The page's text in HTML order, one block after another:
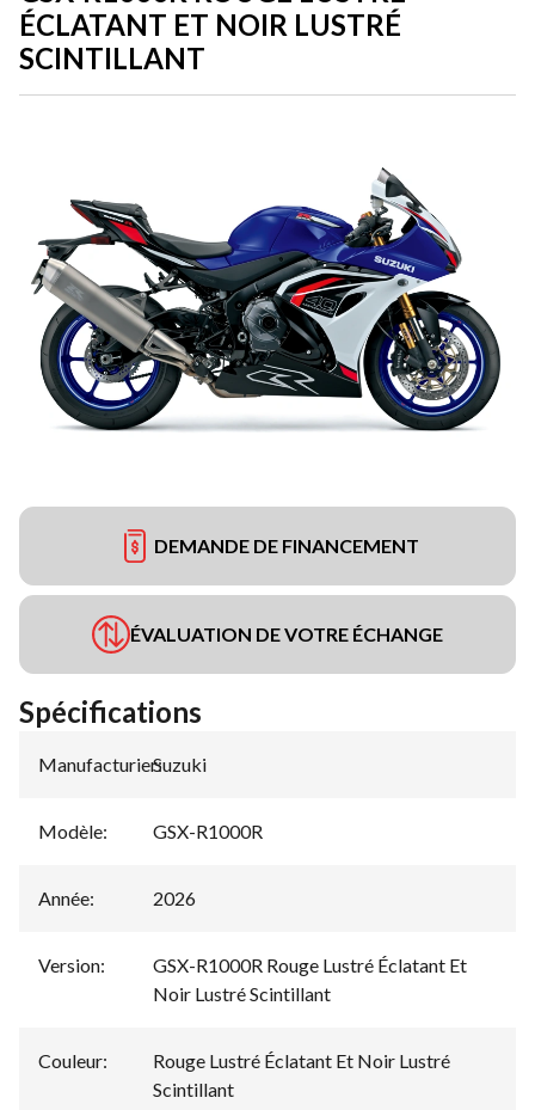
ÉCLATANT ET NOIR LUSTRÉ
SCINTILLANT
DEMANDE DE FINANCEMENT
ÉVALUATION DE VOTRE ÉCHANGE
Spécifications
Manufacturier:
Suzuki
Modèle: GSX-R1000R
Année: 2026
Version:
GSX-R1000R Rouge Lustré Éclatant Et
Noir Lustré Scintillant
Couleur:
Rouge Lustré Éclatant Et Noir Lustré
Scintillant